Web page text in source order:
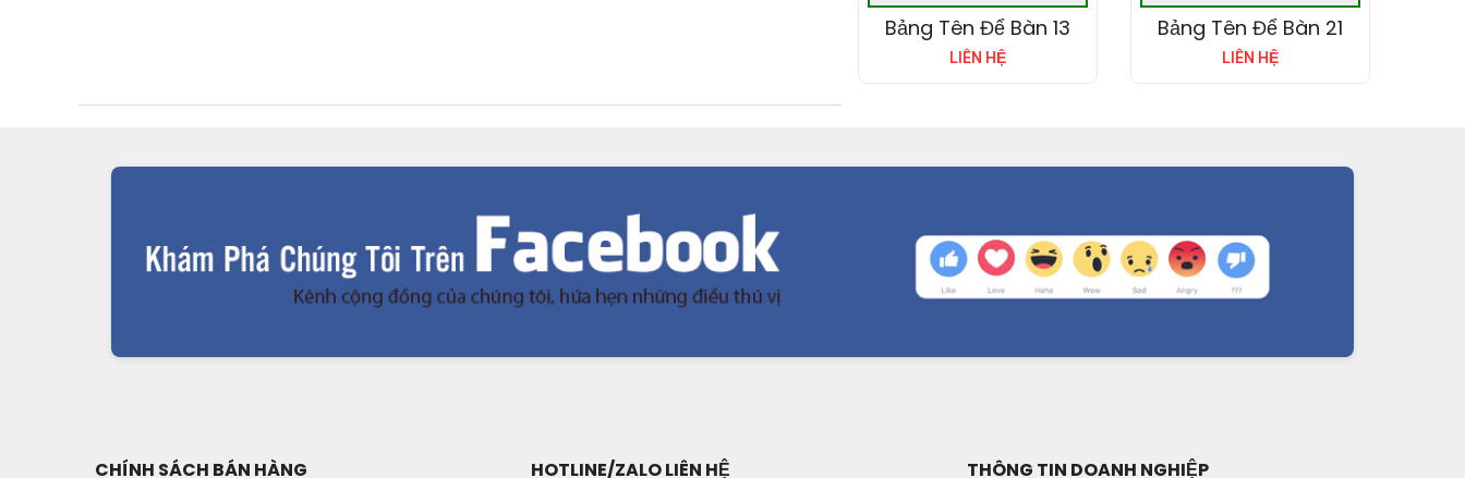
Bảng Tên Để Bàn 13
LIÊN HỆ
Bảng Tên Để Bàn 21
LIÊN HỆ
CHÍNH SÁCH BÁN HÀNG HOTLINE/ZALO LIÊN HỆ THÔNG TIN DOANH NGHIỆP